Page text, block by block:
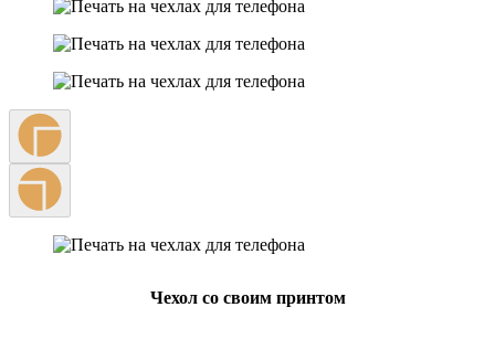
Чехол со своим принтом